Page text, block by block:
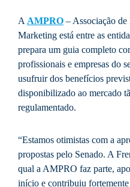
A AMPRO – Associação
Marketing está entre as
prepara um guia completo
profissionais e empresas do
usufruir dos benefícios
disponibilizado ao mercado
regulamentado.
“Estamos otimistas com a
propostas pelo Senado. A
qual a AMPRO faz parte,
início e contribuiu fortemente